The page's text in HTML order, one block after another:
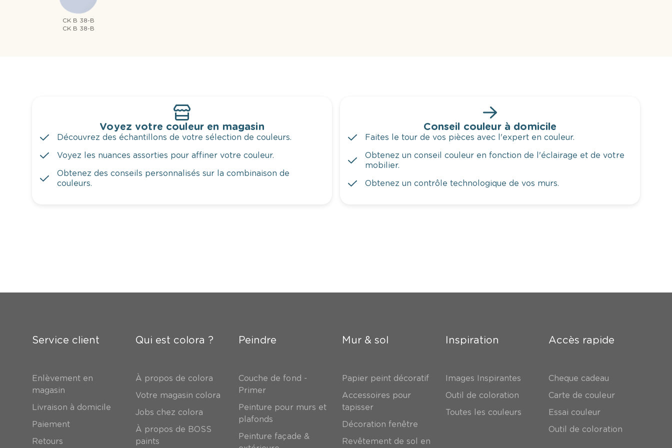
CK B 38-B
CK B 38-B
Voyez votre couleur en magasin
Découvrez des échantillons de votre sélection de couleurs.
Voyez les nuances assorties pour affiner votre couleur.
Obtenez des conseils personnalisés sur la combinaison de
couleurs.
Conseil couleur à domicile
Faites le tour de vos pièces avec l'expert en couleur.
Obtenez un conseil couleur en fonction de l'éclairage et de votre
mobilier.
Obtenez un contrôle technologique de vos murs.
Service client
Enlèvement en
magasin
Livraison à domicile
Paiement
Retours
Qui est colora ?
À propos de colora
Votre magasin colora
Jobs chez colora
À propos de BOSS
paints
Peindre
Couche de fond -
Primer
Peinture pour murs et
plafonds
Peinture façade &
Mur & sol
Papier peint décoratif
Accessoires pour
tapisser
Décoration fenêtre
Revêtement de sol en
Inspiration
Images Inspirantes
Outil de coloration
Toutes les couleurs
Accès rapide
Cheque cadeau
Carte de couleur
Essai couleur
Outil de coloration